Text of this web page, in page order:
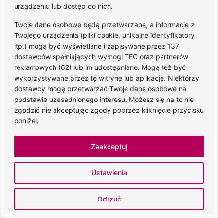
urządzeniu lub dostęp do nich.
Twoje dane osobowe będą przetwarzane, a informacje z
Twojego urządzenia (pliki cookie, unikalne identyfikatory
itp.) mogą być wyświetlane i zapisywane przez 137
dostawców spełniających wymogi TFC oraz partnerów
reklamowych (62) lub im udostępniane. Mogą też być
wykorzystywane przez tę witrynę lub aplikację. Niektórzy
dostawcy mogę przetwarzać Twoje dane osobowe na
podstawie uzasadnionego interesu. Możesz się na to nie
zgodzić nie akceptując zgody poprzez kliknięcie przycisku
poniżej.
Ustawienia
Odrzuć
Zaakceptuj
Odkryj najlepszą książkę wegańską:
przepisy, które zachwycą każdego
smakosza
Miłość w cieniu wojny: najlepsze książki
o wojennej miłości
Jak napisać fascynującą lekturę –
praktyczne porady krok po kroku
Za którą książkę Tokarczuk otrzymała
Nobla? Odkrywamy sekrety jej
Literackie oblicza bezdomności – książki,
które wzruszają i skłaniają do refleksji